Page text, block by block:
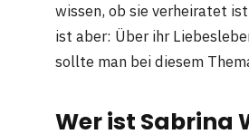
wissen, ob sie verheiratet
ist aber: Über ihr
sollte man bei diesem
Wer ist Sabrina